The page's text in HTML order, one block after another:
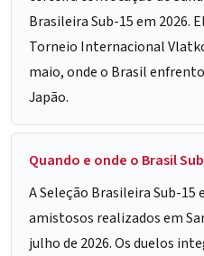
Brasileira Sub-15 em 2026.
Torneio Internacional
maio, onde o Brasil
Japão.
Quando e onde o Brasil
A Seleção Brasileira Sub-
amistosos realizados em
julho de 2026. Os duelos